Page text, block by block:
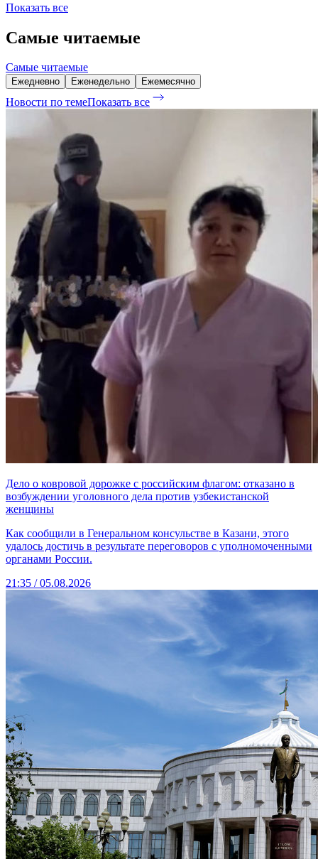
Показать все
Самые читаемые
Самые читаемые
Ежедневно Еженедельно Ежемесячно
Новости по темеПоказать все
Дело о ковровой дорожке с российским флагом: отказано в
возбуждении уголовного дела против узбекистанской
женщины
Как сообщили в Генеральном консульстве в Казани, этого
удалось достичь в результате переговоров с уполномоченными
органами России.
21:35 / 05.08.2026